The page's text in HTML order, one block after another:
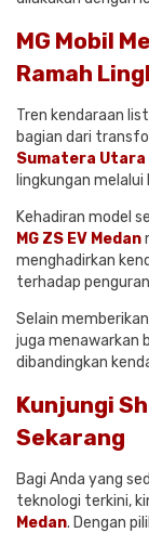
MG Mobil
Ramah
Tren kendaraan
bagian dari
Sumatera Utara
lingkungan
Kehadiran model
MG ZS EV Medan
menghadirkan
terhadap
Selain
juga menawarkan
dibandingkan
Kunjungi
Sekarang
Bagi Anda yang
teknologi terkini,
Medan. Dengan